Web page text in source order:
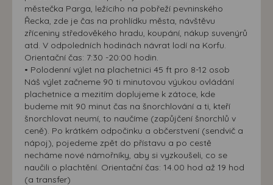
městečka Parga, ležícího na pobřeží pevninského
Řecka, zde je čas na prohlídku města, návštěvu
zříceniny středověkého hradu, koupání, nákup suvenýrů
atd. V odpoledních hodinách návrat lodí na Korfu.
Orientační čas: 7:30 -20:00 hodin.
• Polodenní výlet na plachetnici 45 ft pro 8-12 osob
Náš výlet začneme 90 ti minutovou výukou ovládání
plachetnice a mezitím doplujeme k zátoce, kde
budeme mít 90 minut čas na šnorchlování a ti, kteří
šnorchlovat neumí, to naučíme (zapůjčení šnorchlů v
ceně). Po krátkém odpočinku a občerstvení (sendvič a
nápoj), pojedeme zpět do přístavu a po cestě
necháme nové námořníky, aby si vyzkoušeli, co se
naučili o plachtění. Orientační čas: 14.00 hod až 19 hod
(a transfer)